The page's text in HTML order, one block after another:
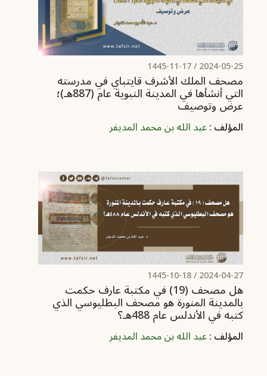
2024-05-25
/ 1445-11-17
مصحف الملك الأشرف قايتباي في مدرسته
التي أنشأها في المدينة النبوية عام (887هـ)؛
عرض وتوصيف
المؤلف :عبد الله بن محمد المديفر
2024-04-27
/ 1445-10-18
هل مصحف (19) في مكتبة عارف حكمت
بالمدينة المنورة هو مصحف البطليوسي الذي
‏كتبه في الأندلس عام 488هـ؟
المؤلف :عبد الله بن محمد المديفر